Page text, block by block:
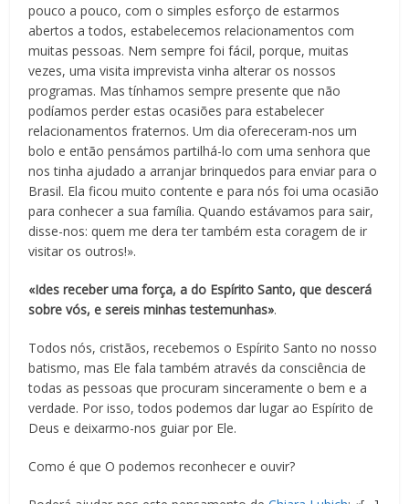
pouco a pouco, com o simples esforço de estarmos
abertos a todos, estabelecemos relacionamentos com
muitas pessoas. Nem sempre foi fácil, porque, muitas
vezes, uma visita imprevista vinha alterar os nossos
programas. Mas tínhamos sempre presente que não
podíamos perder estas ocasiões para estabelecer
relacionamentos fraternos. Um dia ofereceram-nos um
bolo e então pensámos partilhá-lo com uma senhora que
nos tinha ajudado a arranjar brinquedos para enviar para o
Brasil. Ela ficou muito contente e para nós foi uma ocasião
para conhecer a sua família. Quando estávamos para sair,
disse-nos: quem me dera ter também esta coragem de ir
visitar os outros!».
«Ides receber uma força, a do Espírito Santo, que descerá
sobre vós, e sereis minhas testemunhas».
Todos nós, cristãos, recebemos o Espírito Santo no nosso
batismo, mas Ele fala também através da consciência de
todas as pessoas que procuram sinceramente o bem e a
verdade. Por isso, todos podemos dar lugar ao Espírito de
Deus e deixarmo-nos guiar por Ele.
Como é que O podemos reconhecer e ouvir?